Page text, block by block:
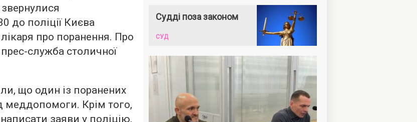
до поліції Києва
про поранення. Про
служба столичної
що один із поранених
меддопомоги. Крім того,
заяви у поліцію.
Судді поза законом
СУД